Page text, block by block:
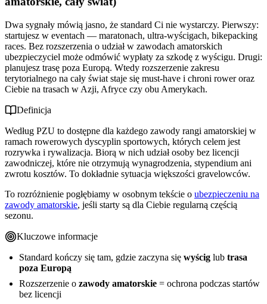
Dwa sygnały mówią jasno, że standard Ci nie wystarczy. Pierwszy:
startujesz w eventach — maratonach, ultra-wyścigach, bikepacking
races. Bez rozszerzenia o udział w zawodach amatorskich
ubezpieczyciel może odmówić wypłaty za szkodę z wyścigu. Drugi:
planujesz trasę poza Europą. Wtedy rozszerzenie zakresu
terytorialnego na cały świat staje się must-have i chroni rower oraz
Ciebie na trasach w Azji, Afryce czy obu Amerykach.
Definicja
Według PZU to dostępne dla każdego zawody rangi amatorskiej w
ramach rowerowych dyscyplin sportowych, których celem jest
rozrywka i rywalizacja. Biorą w nich udział osoby bez licencji
zawodniczej, które nie otrzymują wynagrodzenia, stypendium ani
zwrotu kosztów. To dokładnie sytuacja większości gravelowców.
To rozróżnienie pogłębiamy w osobnym tekście o ubezpieczeniu na
zawody amatorskie, jeśli starty są dla Ciebie regularną częścią
sezonu.
Kluczowe informacje
Standard kończy się tam, gdzie zaczyna się wyścig lub trasa
poza Europą
Rozszerzenie o zawody amatorskie = ochrona podczas startów
bez licencji